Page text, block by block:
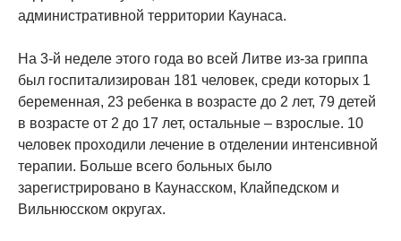
административной территории Каунаса.
На 3-й неделе этого года во всей Литве из-за гриппа
был госпитализирован 181 человек, среди которых 1
беременная, 23 ребенка в возрасте до 2 лет, 79 детей
в возрасте от 2 до 17 лет, остальные – взрослые. 10
человек проходили лечение в отделении интенсивной
терапии. Больше всего больных было
зарегистрировано в Каунасском, Клайпедском и
Вильнюсском округах.